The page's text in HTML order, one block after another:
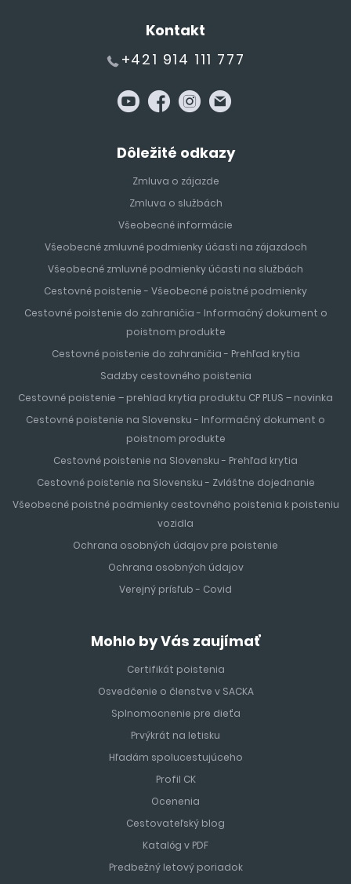
Kontakt
+421 914 111 777
Dôležité odkazy
Zmluva o zájazde
Zmluva o službách
Všeobecné informácie
Všeobecné zmluvné podmienky účasti na zájazdoch
Všeobecné zmluvné podmienky účasti na službách
Cestovné poistenie - Všeobecné poistné podmienky
Cestovné poistenie do zahraničia - Informačný dokument o
poistnom produkte
Cestovné poistenie do zahraničia - Prehľad krytia
Sadzby cestovného poistenia
Cestovné poistenie – prehlad krytia produktu CP PLUS – novinka
Cestovné poistenie na Slovensku - Informačný dokument o
poistnom produkte
Cestovné poistenie na Slovensku - Prehľad krytia
Cestovné poistenie na Slovensku - Zvláštne dojednanie
Všeobecné poistné podmienky cestovného poistenia k poisteniu
vozidla
Ochrana osobných údajov pre poistenie
Ochrana osobných údajov
Verejný prísľub - Covid
Mohlo by Vás zaujímať
Certifikát poistenia
Osvedčenie o členstve v SACKA
Splnomocnenie pre dieťa
Prvýkrát na letisku
Hľadám spolucestujúceho
Profil CK
Ocenenia
Cestovateľský blog
Katalóg v PDF
Predbežný letový poriadok